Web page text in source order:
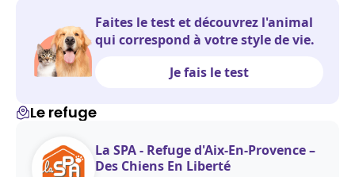
Faites le test et découvrez l'animal
qui correspond à votre style de vie.
Je fais le test
Le refuge
La SPA - Refuge d'Aix-En-Provence –
Des Chiens En Liberté